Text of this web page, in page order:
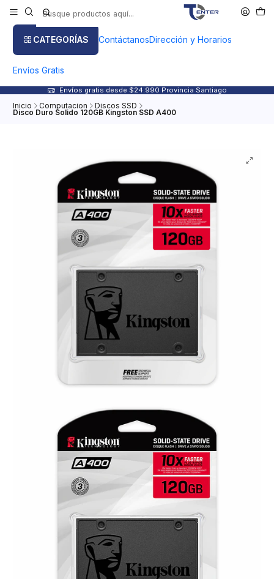
CATEGORÍAS ContáctanosDirección y Horarios
Envíos Gratis
Envíos gratis desde $24.990 Provincia Santiago
Inicio Computacion Discos SSD
Disco Duro Solido 120GB Kingston SSD A400